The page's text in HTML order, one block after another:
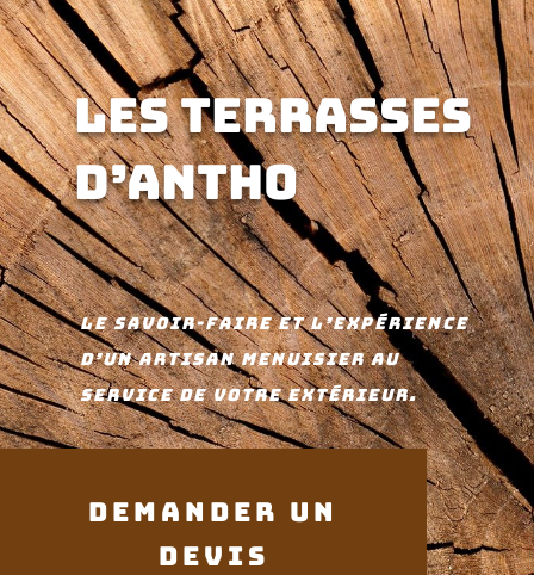
Les TERRASSES
D’ANTHO
Le savoir-faire et l’expérience
d’un artisan menuisier au
service de votre extérieur.
DEMANDER UN
DEVIS